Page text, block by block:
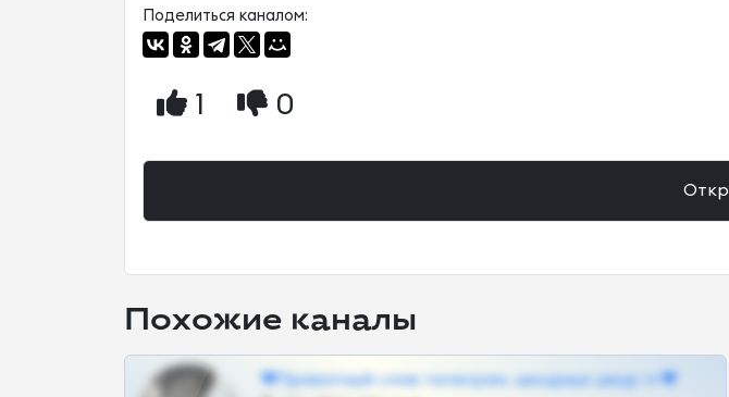
Поделиться каналом:
1 0
Похожие каналы
❤Приватный слив телеграм, шкодных шкур тг❤